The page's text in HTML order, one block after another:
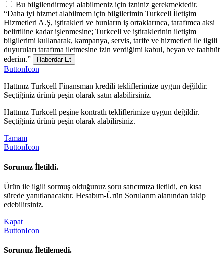
Bu bilgilendirmeyi alabilmeniz için izniniz gerekmektedir.
“Daha iyi hizmet alabilmem için bilgilerimin Turkcell İletişim
Hizmetleri A.Ş, iştirakleri ve bunların iş ortaklarınca, tarafımca aksi
belirtiline kadar işlenmesine; Turkcell ve iştiraklerinin iletişim
bilgilerimi kullanarak, kampanya, servis, tarife ve hizmetleri ile ilgili
duyuruları tarafıma iletmesine izin verdiğimi kabul, beyan ve taahhüt
ederim.”
Haberdar Et
ButtonIcon
Hattınız Turkcell Finansman kredili tekliflerimize uygun değildir.
Seçtiğiniz ürünü peşin olarak satın alabilirsiniz.
Hattınız Turkcell peşine kontratlı tekliflerimize uygun değildir.
Seçtiğiniz ürünü peşin olarak alabilirsiniz.
Tamam
ButtonIcon
Sorunuz İletildi.
Ürün ile ilgili sormuş olduğunuz soru satıcımıza iletildi, en kısa
sürede yanıtlanacaktır. Hesabım-Ürün Sorularım alanından takip
edebilirsiniz.
Kapat
ButtonIcon
Sorunuz İletilemedi.